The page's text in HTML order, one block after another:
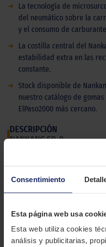
Consentimiento
Esta página web usa
Esta web utiliza cookies
análisis y publicitarias,
➜
La tecnología de
del neumático sobre la
y el consumo de
➜
La costilla central del
estabilidad extra en las
constante.
➜
Stock disponible de
nuestro catálogo de
ElPaso2000 más cercano.
DESCRIPCIÓN
NANKANG SP-9
4x4 ideal para conducir tanto
CARACTERÍSTICAS TÉCNICAS
Marca